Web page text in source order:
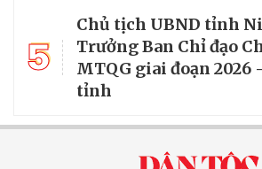
5
Chủ tịch UBND tỉnh
Trưởng Ban Chỉ đạo
MTQG giai đoạn 2026
tỉnh